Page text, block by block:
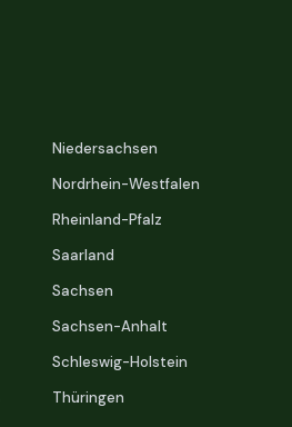
Niedersachsen
Nordrhein-Westfalen
Rheinland-Pfalz
Saarland
Sachsen
Sachsen-Anhalt
Schleswig-Holstein
Thüringen